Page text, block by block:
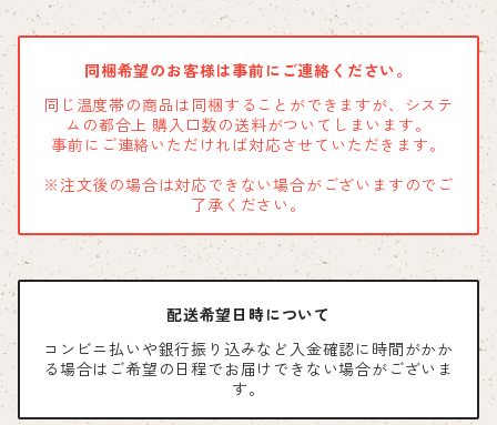
同梱希望のお客様は事前にご連絡ください。
同じ温度帯の商品は同梱することができますが、システ
ムの都合上 購入口数の送料がついてしまいます。
事前にご連絡いただければ対応させていただきます。
※注文後の場合は対応できない場合がございますのでご
了承ください。
配送希望日時について
コンビニ払いや銀行振り込みなど入金確認に時間がかか
る場合はご希望の日程でお届けできない場合がございま
す。